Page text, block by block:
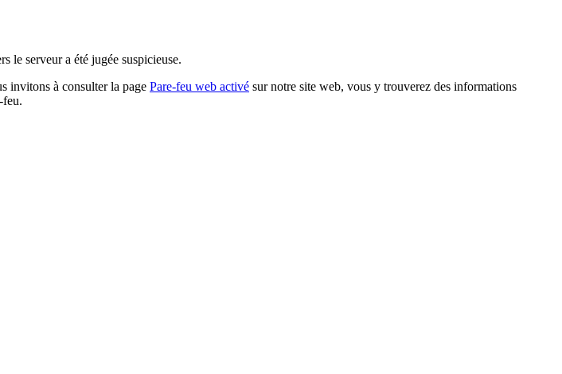
le serveur a été jugée suspicieuse.
invitons à consulter la page Pare-feu web activé sur notre site web, vous y trouverez des informations
feu.